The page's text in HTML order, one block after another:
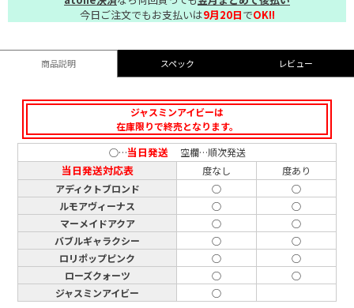
今日ご注文でもお支払いは9月20日でOK!!
商品説明 スペック レビュー
ジャスミンアイビーは
在庫限りで終売となります。
○…当日発送 空欄…順次発送
当日発送対応表 度なし
度あり
アディクトブロンド
○
○
ルモアヴィーナス
○
○
マーメイドアクア
○
○
バブルギャラクシー
○
○
ロリポップピンク
○
○
ローズクォーツ
○
○
ジャスミンアイビー
○